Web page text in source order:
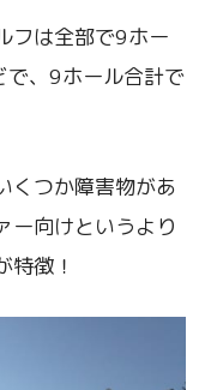
フは全部で9ホー
、9ホール合計で
くつか障害物があ
ー向けというより
特徴！